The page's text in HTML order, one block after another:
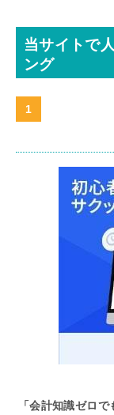
当サイトで
ング
「会計知識ゼロ